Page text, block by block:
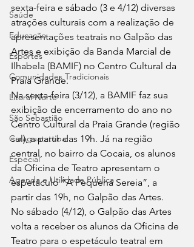
Saúde
Educação
Esportes
Comunidades Tradicionais
Litoral Norte
São Sebastião
Caraguatatuba
Especial
Agenda e Utilidade Pública
sexta-feira e sábado (3 e 4/12) diversas
atrações culturais com a realização de
apresentações teatrais no Galpão das
Artes e exibição da Banda Marcial de
Ilhabela (BAMIF) no Centro Cultural da
Praia Grande.
Na sexta-feira (3/12), a BAMIF faz sua
exibição de encerramento do ano no
Centro Cultural da Praia Grande (região
sul), a partir das 19h. Já na região
central, no bairro da Cocaia, os alunos
da Oficina de Teatro apresentam o
espetáculo “A Pequena Sereia”, a
partir das 19h, no Galpão das Artes.
No sábado (4/12), o Galpão das Artes
volta a receber os alunos da Oficina de
Teatro para o espetáculo teatral em